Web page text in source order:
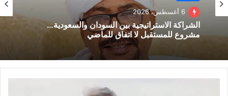
6 أغسطس، 2026
الشراكة الاستراتيجية بين السودان والسعودية…
مشروع للمستقبل لا اتفاق للماضي